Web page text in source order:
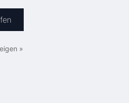
»